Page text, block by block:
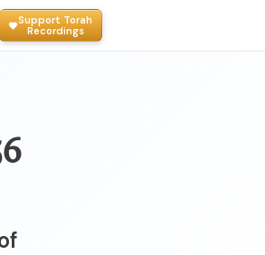
Support Torah
Recordings